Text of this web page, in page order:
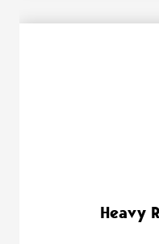
Heavy